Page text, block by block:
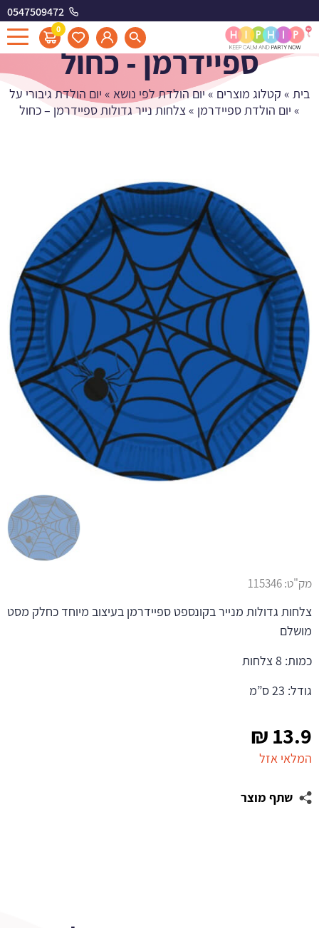
0547509472
0
צלחות נייר גדולות
ספיידרמן - כחול
בית » קטלוג מוצרים » יום הולדת לפי נושא » יום הולדת גיבורי על
» יום הולדת ספיידרמן »צלחות נייר גדולות ספיידרמן – כחול
13.9
₪
המלאי אזל
שתף מוצר
מק"ט:115346
צלחות גדולות מנייר בקונספט ספיידרמן בעיצוב מיוחד כחלק מסט
מושלם
כמות: 8 צלחות
גודל: 23 ס”מ